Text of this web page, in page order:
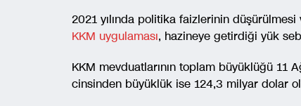
2021 yılında politika faizlerinin
KKM uygulaması, hazineye getirdiği yük
KKM mevduatlarının toplam büyüklüğü 11
cinsinden büyüklük ise 124,3 milyar dolar